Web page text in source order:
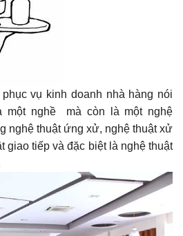
vụ kinh doanh nhà hàng nói
một nghề mà còn là một nghệ
nghệ thuật ứng xử, nghệ thuật xử
giao tiếp và đặc biệt là nghệ thuật